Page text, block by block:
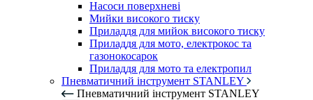
Насоси поверхневі
Мийки високого тиску
Приладдя для мийок високого тиску
Приладдя для мото, електрокос та
газонокосарок
Приладдя для мото та електропил
Пневматичний інструмент STANLEY
Пневматичний інструмент STANLEY